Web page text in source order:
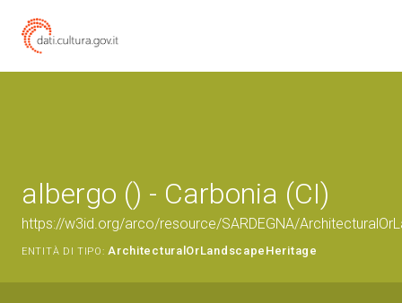
albergo () - Carbonia (CI)
https://w3id.org/arco/resource/SARDEGNA/
ENTITÀ DI TIPO: ArchitecturalOrLandscapeHeritage